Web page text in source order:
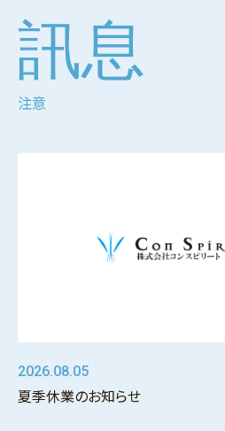
訊息
注意
2026.08.05
夏季休業のお知らせ